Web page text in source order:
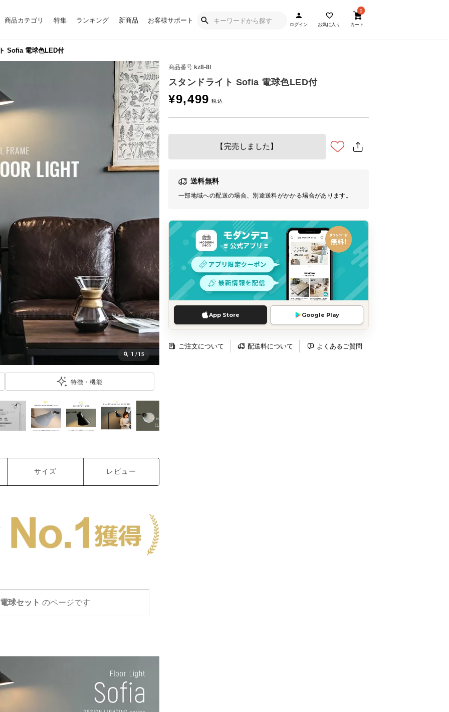
商品カテゴリ 特集 ランキング 新商品 お客様サポート
ログイン お気に入り
0
カート
Sofia 電球色LED付
商品番号 kz8-8l
スタンドライト Sofia 電球色LED付
¥9,499
【完売しました】
送料無料
一部地域への配送の場合、別途送料がかかる場合があります。
App Store Google Play
ご注文について 配送料について よくあるご質問
1 /15
特徴・機能
サイズ レビュー
球セット のページです